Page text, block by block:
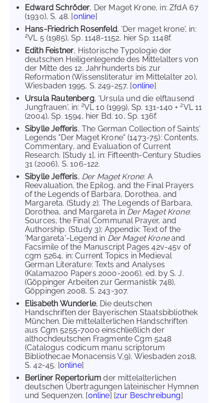
Edward Schröder, Der Maget Krone, in: ZfdA 67
(1930), S. 48. [online]
Hans-Friedrich Rosenfeld, 'Der maget krone', in:
2VL 5 (1985), Sp. 1148-1152, hier Sp. 1148f.
Edith Feistner, Historische Typologie der
deutschen Heiligenlegende des Mittelalters von
der Mitte des 12. Jahrhunderts bis zur
Reformation (Wissensliteratur im Mittelalter 20),
Wiesbaden 1995, S. 249-257. [online]
Ursula Rautenberg, 'Ursula und die elftausend
Jungfrauen', in: 2VL 10 (1999), Sp. 131-140 +2VL 11
(2004), Sp. 1594, hier Bd. 10, Sp. 136f.
Sibylle Jefferis, The German Collection of Saints'
Legends "Der Maget Krone" (1473-75): Contents,
Commentary, and Evaluation of Current
Research. [Study 1], in: Fifteenth-Century Studies
31 (2006), S. 106-122.
Sibylle Jefferis, Der Maget Krone: A
Reevaluation, the Epilog, and the Final Prayers
of the Legends of Barbara, Dorothea, and
Margareta. (Study 2); The Legends of Barbara,
Dorothea, and Margareta in Der Maget Krone:
Sources, the Final Communal Prayer, and
Authorship. (Study 3); Appendix: Text of the
'Margareta'-Legend in Der Maget Kroneand
Facsimile of the Manuscript Pages 42v-45v of
cgm 5264, in: Current Topics in Medieval
German Literature: Texts and Analyses
(Kalamazoo Papers 2000-2006), ed. by S. J.
(Göppinger Arbeiten zur Germanistik 748),
Göppingen 2008, S. 243-307.
Elisabeth Wunderle, Die deutschen
Handschriften der Bayerischen Staatsbibliothek
München. Die mittelalterlichen Handschriften
aus Cgm 5255-7000 einschließlich der
althochdeutschen Fragmente Cgm 5248
(Catalogus codicum manu scriptorum
Bibliothecae Monacensis V,9), Wiesbaden 2018,
S. 42-45. [online]
Berliner Repertorium der mittelalterlichen
deutschen Übertragungen lateinischer Hymnen
und Sequenzen. [online] [zur Beschreibung]